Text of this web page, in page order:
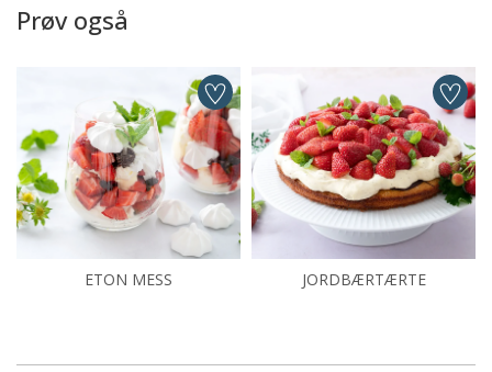
Prøv også
ETON MESS JORDBÆRTÆRTE